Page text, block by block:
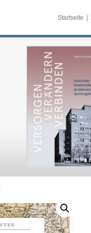
Startseite